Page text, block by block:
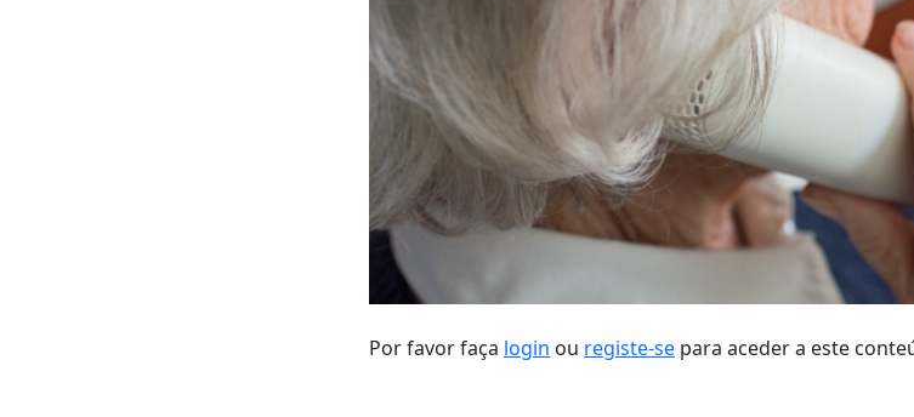
Por favor faça login ou registe-se para aceder a este